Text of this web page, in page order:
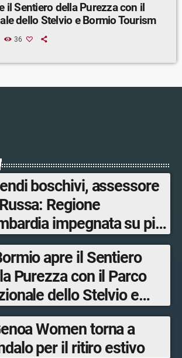
il
dello Stelvio e Bormio Tourism
36
boschivi, assessore
Regione
impegnata su più
48 volontari coinvolti
province di Lecco,
Milano e Como
apre il Sentiero
Purezza con il Parco
dello Stelvio e
Tourism
Women torna a
per il ritiro estivo